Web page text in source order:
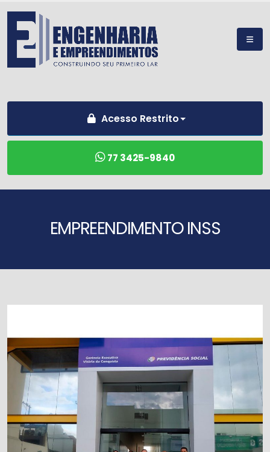
Acesso Restrito
77 3425-9840
EMPREENDIMENTO INSS